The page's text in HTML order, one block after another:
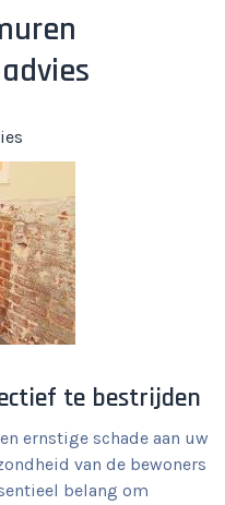
te bestrijden
ernstige schade aan uw
van de bewoners
belang om